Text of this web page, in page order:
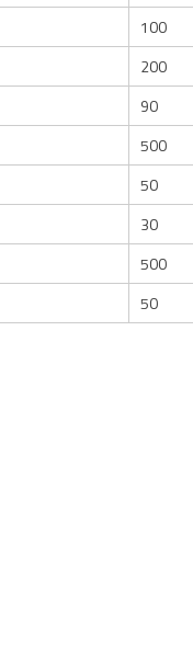
100
200
90
500
50
30
500
50